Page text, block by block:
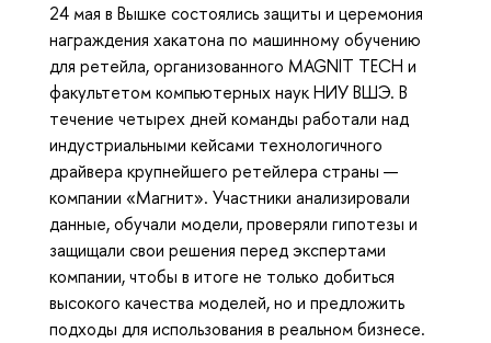
24 мая в Вышке состоялись защиты и церемония
награждения хакатона по машинному обучению
для ретейла, организованного MAGNIT TECH и
факультетом компьютерных наук НИУ ВШЭ. В
течение четырех дней команды работали над
индустриальными кейсами технологичного
драйвера крупнейшего ретейлера страны —
компании «Магнит». Участники анализировали
данные, обучали модели, проверяли гипотезы и
защищали свои решения перед экспертами
компании, чтобы в итоге не только добиться
высокого качества моделей, но и предложить
подходы для использования в реальном бизнесе.